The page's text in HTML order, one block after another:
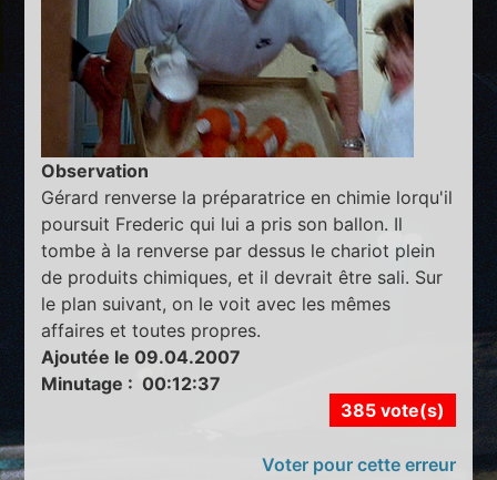
Observation
Gérard renverse la préparatrice en chimie lorqu'il
poursuit Frederic qui lui a pris son ballon. Il
tombe à la renverse par dessus le chariot plein
de produits chimiques, et il devrait être sali. Sur
le plan suivant, on le voit avec les mêmes
affaires et toutes propres.
Ajoutée le 09.04.2007
Minutage : 00:12:37
385 vote(s)
Voter pour cette erreur